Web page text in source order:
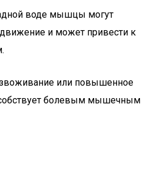
воде мышцы могут
движение и может привести к
или повышенное
болевым мышечным